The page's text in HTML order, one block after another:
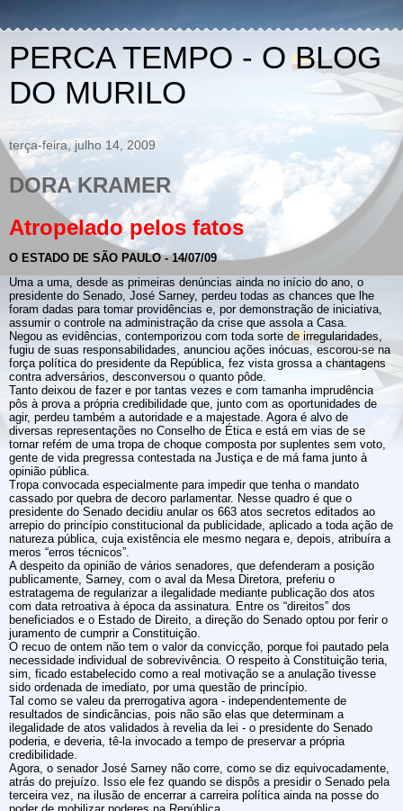
PERCA TEMPO - O BLOG
DO MURILO
terça-feira, julho 14, 2009
DORA KRAMER
Atropelado pelos fatos
O ESTADO DE SÃO PAULO - 14/07/09
Uma a uma, desde as primeiras denúncias ainda no início do ano, o
presidente do Senado, José Sarney, perdeu todas as chances que lhe
foram dadas para tomar providências e, por demonstração de iniciativa,
assumir o controle na administração da crise que assola a Casa.
Negou as evidências, contemporizou com toda sorte de irregularidades,
fugiu de suas responsabilidades, anunciou ações inócuas, escorou-se na
força política do presidente da República, fez vista grossa a chantagens
contra adversários, desconversou o quanto pôde.
Tanto deixou de fazer e por tantas vezes e com tamanha imprudência
pôs à prova a própria credibilidade que, junto com as oportunidades de
agir, perdeu também a autoridade e a majestade. Agora é alvo de
diversas representações no Conselho de Ética e está em vias de se
tornar refém de uma tropa de choque composta por suplentes sem voto,
gente de vida pregressa contestada na Justiça e de má fama junto à
opinião pública.
Tropa convocada especialmente para impedir que tenha o mandato
cassado por quebra de decoro parlamentar. Nesse quadro é que o
presidente do Senado decidiu anular os 663 atos secretos editados ao
arrepio do princípio constitucional da publicidade, aplicado a toda ação de
natureza pública, cuja existência ele mesmo negara e, depois, atribuíra a
meros “erros técnicos”.
A despeito da opinião de vários senadores, que defenderam a posição
publicamente, Sarney, com o aval da Mesa Diretora, preferiu o
estratagema de regularizar a ilegalidade mediante publicação dos atos
com data retroativa à época da assinatura. Entre os “direitos” dos
beneficiados e o Estado de Direito, a direção do Senado optou por ferir o
juramento de cumprir a Constituição.
O recuo de ontem não tem o valor da convicção, porque foi pautado pela
necessidade individual de sobrevivência. O respeito à Constituição teria,
sim, ficado estabelecido como a real motivação se a anulação tivesse
sido ordenada de imediato, por uma questão de princípio.
Tal como se valeu da prerrogativa agora - independentemente de
resultados de sindicâncias, pois não são elas que determinam a
ilegalidade de atos validados à revelia da lei - o presidente do Senado
poderia, e deveria, tê-la invocado a tempo de preservar a própria
credibilidade.
Agora, o senador José Sarney não corre, como se diz equivocadamente,
atrás do prejuízo. Isso ele fez quando se dispôs a presidir o Senado pela
terceira vez, na ilusão de encerrar a carreira política ainda na posse do